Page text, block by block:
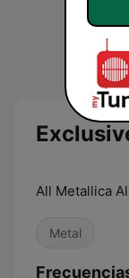
All Metallica
Metal